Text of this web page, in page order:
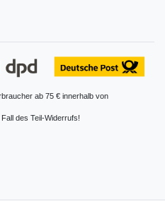
ab 75 € innerhalb von
des Teil-Widerrufs!